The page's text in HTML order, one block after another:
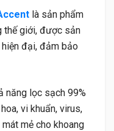
là sản phẩm
thế giới, được sản
đại, đảm bảo
năng lọc sạch 99%
vi khuẩn, virus,
mẻ cho khoang